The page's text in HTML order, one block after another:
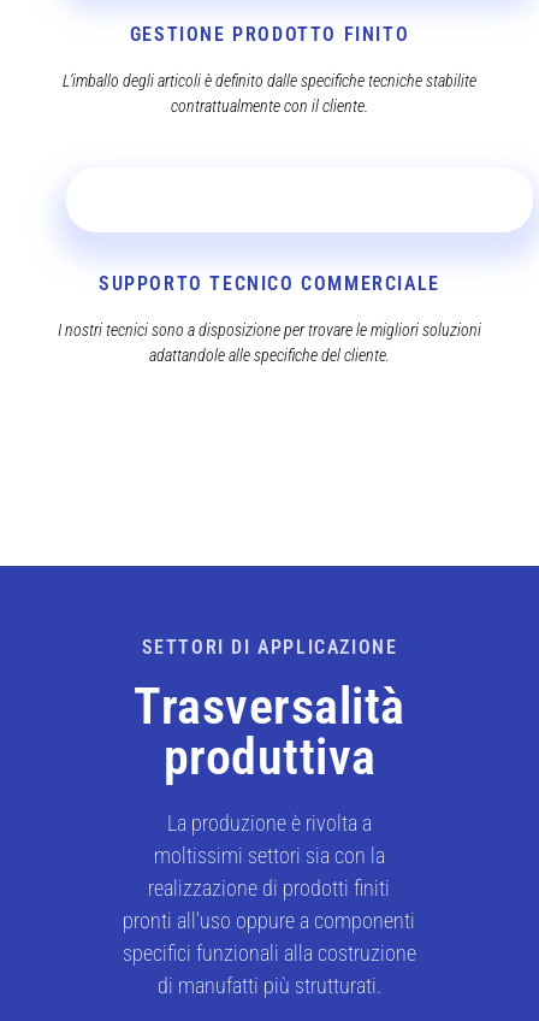
GESTIONE PRODOTTO FINITO
L’imballo degli articoli è definito dalle specifiche tecniche stabilite
contrattualmente con il cliente.
SUPPORTO TECNICO COMMERCIALE
I nostri tecnici sono a disposizione per trovare le migliori soluzioni
adattandole alle specifiche del cliente.
SETTORI DI APPLICAZIONE
Trasversalità
produttiva
La produzione è rivolta a
moltissimi settori sia con la
realizzazione di prodotti finiti
pronti all’uso oppure a componenti
specifici funzionali alla costruzione
di manufatti più strutturati.